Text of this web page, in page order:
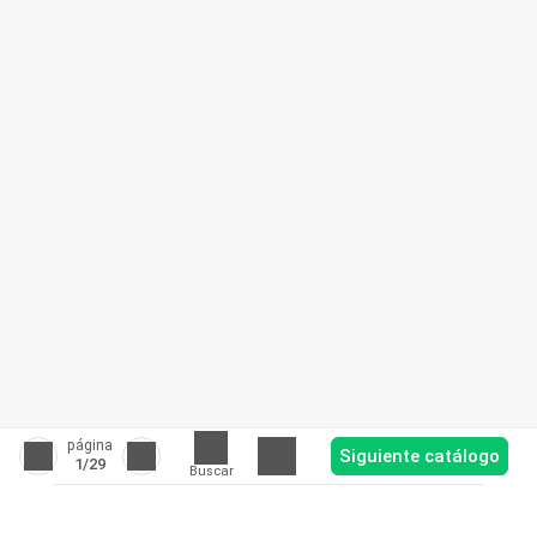
página
1/29 Buscar
Siguiente catálogo